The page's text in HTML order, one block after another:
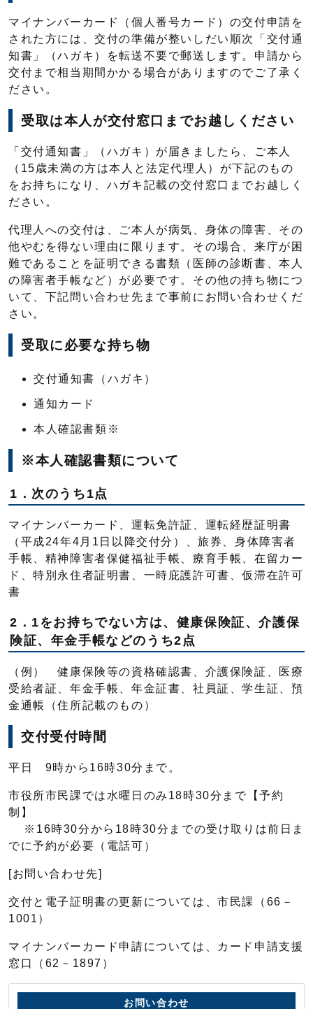
マイナンバーカード（個人番号カード）の交付申請を
された方には、交付の準備が整いしだい順次「交付通
知書」（ハガキ）を転送不要で郵送します。申請から
交付まで相当期間かかる場合がありますのでご了承く
ださい。
受取は本人が交付窓口までお越しください
「交付通知書」（ハガキ）が届きましたら、ご本人
（15歳未満の方は本人と法定代理人）が下記のもの
をお持ちになり、ハガキ記載の交付窓口までお越しく
ださい。
代理人への交付は、ご本人が病気、身体の障害、その
他やむを得ない理由に限ります。その場合、来庁が困
難であることを証明できる書類（医師の診断書、本人
の障害者手帳など）が必要です。その他の持ち物につ
いて、下記問い合わせ先まで事前にお問い合わせくだ
さい。
受取に必要な持ち物
交付通知書（ハガキ）
通知カード
本人確認書類※
※本人確認書類について
1．次のうち1点
マイナンバーカード、運転免許証、運転経歴証明書
（平成24年4月1日以降交付分）、旅券、身体障害者
手帳、精神障害者保健福祉手帳、療育手帳、在留カー
ド、特別永住者証明書、一時庇護許可書、仮滞在許可
書
2．1をお持ちでない方は、健康保険証、介護保
険証、年金手帳などのうち2点
（例） 健康保険等の資格確認書、介護保険証、医療
受給者証、年金手帳、年金証書、社員証、学生証、預
金通帳（住所記載のもの）
交付受付時間
平日 9時から16時30分まで。
市役所市民課では水曜日のみ18時30分まで【予約
制】
※16時30分から18時30分までの受け取りは前日ま
でに予約が必要（電話可）
[お問い合わせ先]
交付と電子証明書の更新については、市民課（66－
1001）
マイナンバーカード申請については、カード申請支援
窓口（62－1897）
お問い合わせ